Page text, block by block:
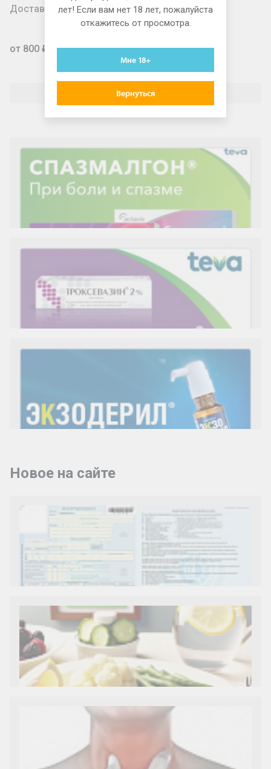
Доставка для юридических лиц
от 800 ₽
Смотреть все условия доставки
Новое на сайте
Как и сколько денег можно получить по
лет! Если вам нет 18 лет, пожалуйста
откажитесь от просмотра.
Мне 18+
Вернуться